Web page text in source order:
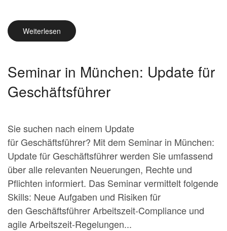
Weiterlesen
Seminar in München: Update für
Geschäftsführer
Sie suchen nach einem Update
für Geschäftsführer? Mit dem Seminar in München:
Update für Geschäftsführer werden Sie umfassend
über alle relevanten Neuerungen, Rechte und
Pflichten informiert. Das Seminar vermittelt folgende
Skills: Neue Aufgaben und Risiken für
den Geschäftsführer Arbeitszeit-Compliance und
agile Arbeitszeit-Regelungen...